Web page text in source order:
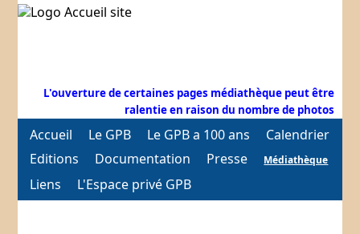
L'ouverture de certaines pages médiathèque peut être
ralentie en raison du nombre de photos
Accueil Le GPB Le GPB a 100 ans
Calendrier
Editions
Documentation Presse Médiathèque
Liens L'Espace privé GPB